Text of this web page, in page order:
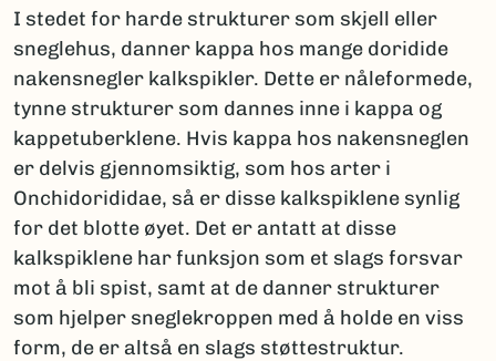
I stedet for harde strukturer som skjell eller
sneglehus, danner kappa hos mange doridide
nakensnegler kalkspikler. Dette er nåleformede,
tynne strukturer som dannes inne i kappa og
kappetuberklene. Hvis kappa hos nakensneglen
er delvis gjennomsiktig, som hos arter i
Onchidorididae, så er disse kalkspiklene synlig
for det blotte øyet. Det er antatt at disse
kalkspiklene har funksjon som et slags forsvar
mot å bli spist, samt at de danner strukturer
som hjelper sneglekroppen med å holde en viss
form, de er altså en slags støttestruktur.